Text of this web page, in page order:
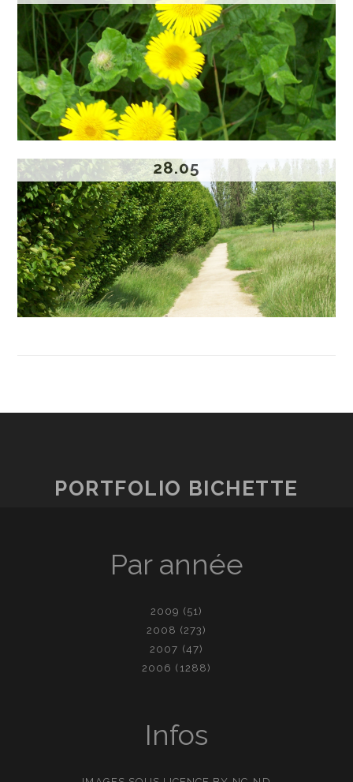
28.05
PORTFOLIO BICHETTE
Par année
2009 (51)
2008 (273)
2007 (47)
2006 (1288)
Infos